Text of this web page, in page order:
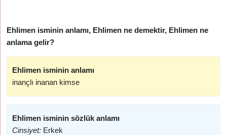
Ehlimen isminin anlamı, Ehlimen ne demektir, Ehlimen ne
anlama gelir?
Ehlimen isminin anlamı
inançlı inanan kimse
Ehlimen isminin sözlük anlamı
Cinsiyet: Erkek